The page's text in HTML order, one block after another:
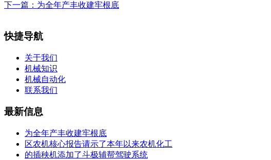
下一篇： 为全年产丰收建牢根底
快捷导航
关于我们
机械知识
机械自动化
联系我们
最新信息
为全年产丰收建牢根底
区农机核心报告请示了本年以来农机化工
的插秧机添加了斗极辅帮驾驶系统